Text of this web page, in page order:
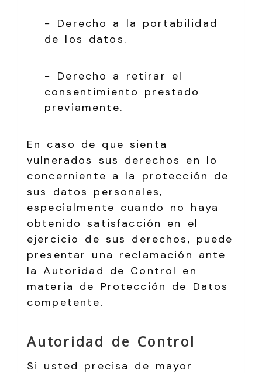
− Derecho a la portabilidad
de los datos.
− Derecho a retirar el
consentimiento prestado
previamente.
En caso de que sienta
vulnerados sus derechos en lo
concerniente a la protección de
sus datos personales,
especialmente cuando no haya
obtenido satisfacción en el
ejercicio de sus derechos, puede
presentar una reclamación ante
la Autoridad de Control en
materia de Protección de Datos
competente.
Autoridad de Control
Si usted precisa de mayor